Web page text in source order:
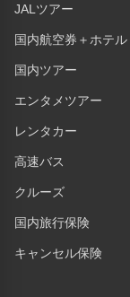
JALツアー
国内航空券＋ホテル
国内ツアー
エンタメツアー
レンタカー
高速バス
クルーズ
国内旅行保険
キャンセル保険